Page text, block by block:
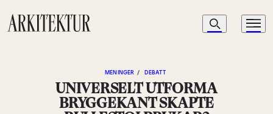
Navigasjon
Søk Meny
MENINGER / DEBATT
UNIVERSELT UTFORMA
BRYGGEKANT SKAPTE